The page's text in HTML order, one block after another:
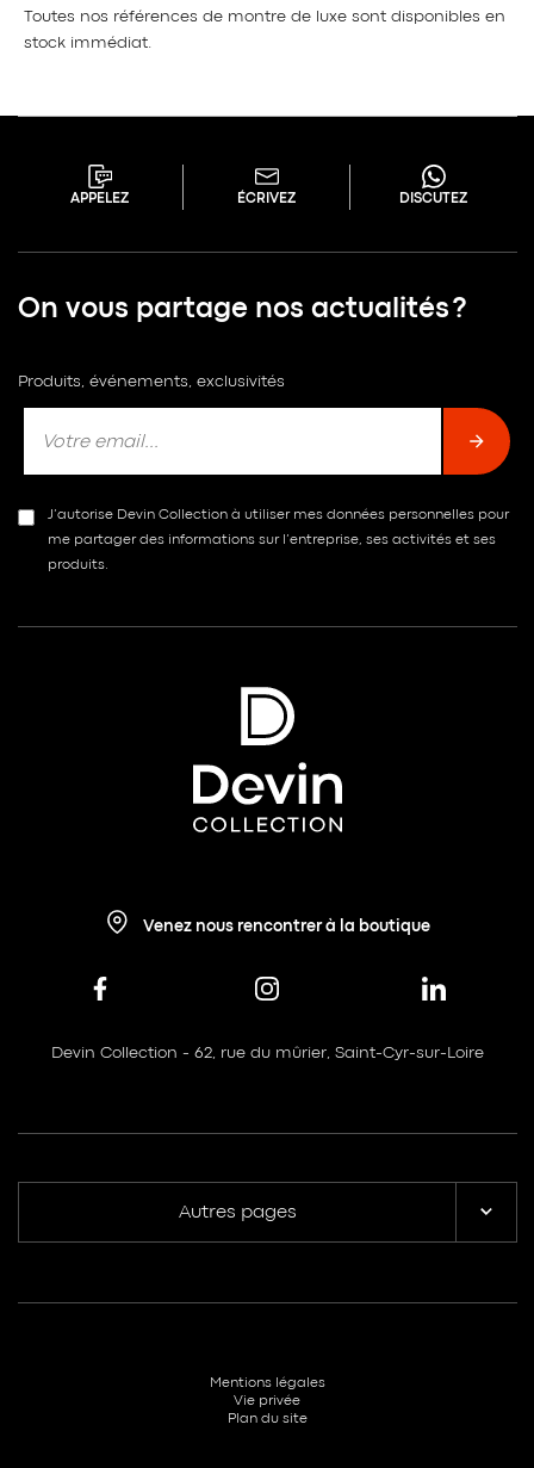
Toutes nos références de montre de luxe sont disponibles en
stock immédiat.
APPELEZ ÉCRIVEZ DISCUTEZ
On vous partage nos actualités ?
Produits, événements, exclusivités
J’autorise Devin Collection à utiliser mes données personnelles pour
me partager des informations sur l’entreprise, ses activités et ses
produits.
Venez nous rencontrer à la boutique
Devin Collection - 62, rue du mûrier, Saint-Cyr-sur-Loire
Autres pages
Mentions légales
Vie privée
Plan du site